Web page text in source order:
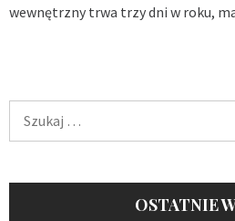
wewnętrzny trwa trzy dni w roku,
OSTATNIE